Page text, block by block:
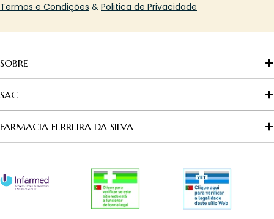
Termos e Condições & Politica de Privacidade
SOBRE
SAC
FARMACIA FERREIRA DA SILVA